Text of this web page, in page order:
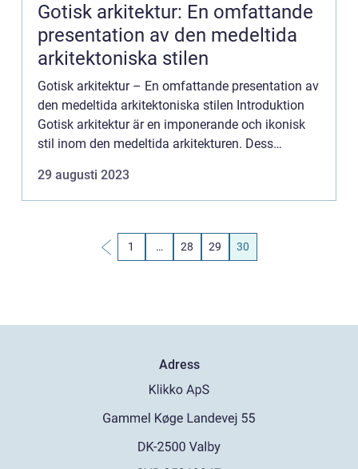
Gotisk arkitektur: En omfattande
presentation av den medeltida
arkitektoniska stilen
Gotisk arkitektur – En omfattande presentation av
den medeltida arkitektoniska stilen Introduktion
Gotisk arkitektur är en imponerande och ikonisk
stil inom den medeltida arkitekturen. Dess
kännetecknande för de...
29 augusti 2023
1 … 28 29 30
Adress